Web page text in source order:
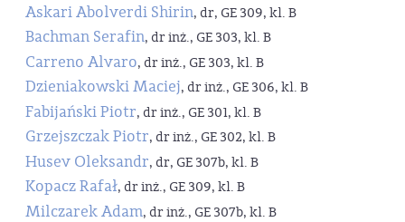
Askari Abolverdi Shirin, dr, GE 309, kl. B
Bachman Serafin, dr inż., GE 303, kl. B
Carreno Alvaro, dr inż., GE 303, kl. B
Dzieniakowski Maciej, dr inż., GE 306, kl. B
Fabijański Piotr, dr inż., GE 301, kl. B
Grzejszczak Piotr, dr inż., GE 302, kl. B
Husev Oleksandr, dr, GE 307b, kl. B
Kopacz Rafał, dr inż., GE 309, kl. B
Milczarek Adam, dr inż., GE 307b, kl. B